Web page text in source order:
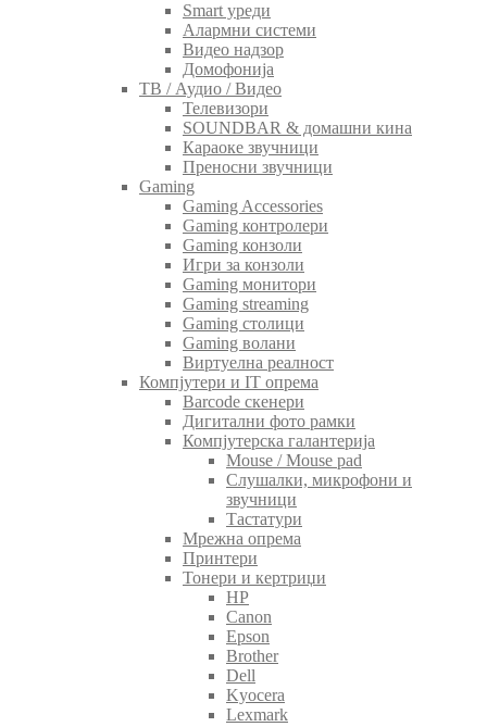
Smart уреди
Алармни системи
Видео надзор
Домофонија
ТВ / Аудио / Видео
Телевизори
SOUNDBAR & домашни кина
Караоке звучници
Преносни звучници
Gaming
Gaming Accessories
Gaming контролери
Gaming конзоли
Игри за конзоли
Gaming монитори
Gaming streaming
Gaming столици
Gaming волани
Виртуелна реалност
Компјутери и IT опрема
Barcode скенери
Дигитални фото рамки
Компјутерска галантерија
Mouse / Mouse pad
Слушалки, микрофони и
звучници
Тастатури
Мрежна опрема
Принтери
Тонери и кертриџи
HP
Canon
Epson
Brother
Dell
Kyocera
Lexmark